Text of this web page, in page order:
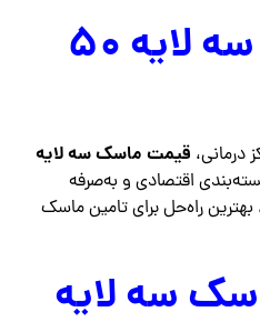
قیمت ماسک سه لایه 50
درمانی، قیمت ماسک سه لایه
اقتصادی و به‌صرفه
راه‌حل برای تامین ماسک
سه لایه